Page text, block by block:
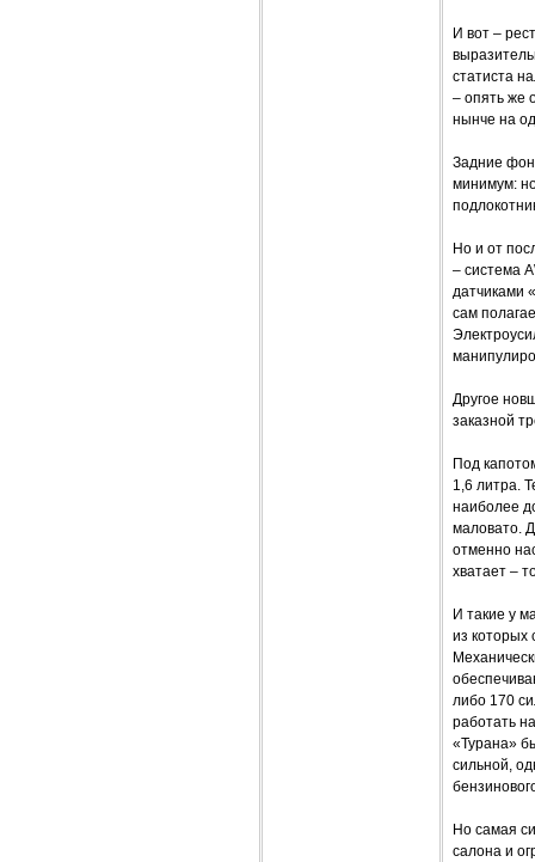
И вот –
статиста
– опять же
нынче на
Задние
минимум:
Но и от
– система
датчиками
сам
Другое
заказной
Под
1,6 литра.
наиболее
маловато.
отменно
хватает –
И такие у
из которых
либо 170
работать
«Турана»
сильной,
Но самая
салона и